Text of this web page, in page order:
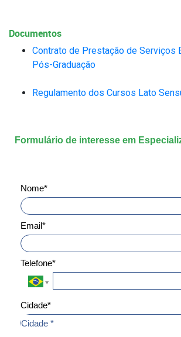
Documentos
Contrato de Prestação de Serviços
Pós-Graduação
Regulamento dos Cursos Lato
Formulário de interesse em
Nome*
Email*
Telefone*
Cidade*
Cidade *
Cidade*